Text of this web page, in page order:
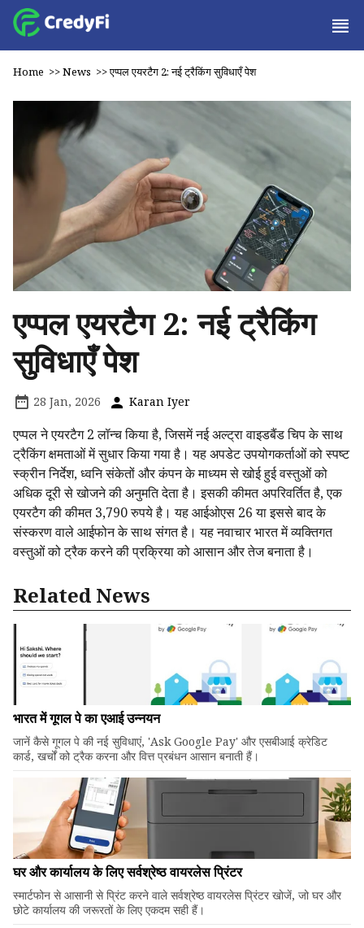
Home >>News >>एप्पल एयरटैग 2: नई ट्रैकिंग सुविधाएँ पेश
एप्पल एयरटैग 2: नई ट्रैकिंग
सुविधाएँ पेश
28 Jan, 2026 Karan Iyer
एप्पल ने एयरटैग 2 लॉन्च किया है, जिसमें नई अल्ट्रा वाइडबैंड चिप के साथ
ट्रैकिंग क्षमताओं में सुधार किया गया है। यह अपडेट उपयोगकर्ताओं को स्पष्ट
स्क्रीन निर्देश, ध्वनि संकेतों और कंपन के माध्यम से खोई हुई वस्तुओं को
अधिक दूरी से खोजने की अनुमति देता है। इसकी कीमत अपरिवर्तित है, एक
एयरटैग की कीमत 3,790 रुपये है। यह आईओएस 26 या इससे बाद के
संस्करण वाले आईफोन के साथ संगत है। यह नवाचार भारत में व्यक्तिगत
वस्तुओं को ट्रैक करने की प्रक्रिया को आसान और तेज बनाता है।
Related News
भारत में गूगल पे का एआई उन्नयन
जानें कैसे गूगल पे की नई सुविधाएं, 'Ask Google Pay' और एसबीआई क्रेडिट
कार्ड, खर्चों को ट्रैक करना और वित्त प्रबंधन आसान बनाती हैं।
घर और कार्यालय के लिए सर्वश्रेष्ठ वायरलेस प्रिंटर
स्मार्टफोन से आसानी से प्रिंट करने वाले सर्वश्रेष्ठ वायरलेस प्रिंटर खोजें, जो घर और
छोटे कार्यालय की जरूरतों के लिए एकदम सही हैं।